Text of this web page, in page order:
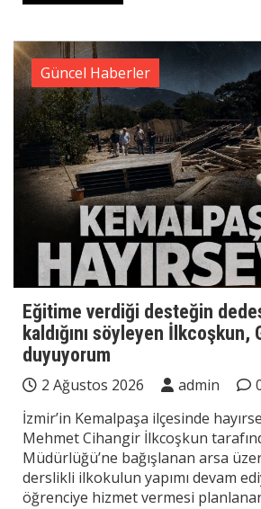
Güncel Haberler
Eğitime verdiği desteğin
kaldığını söyleyen İlkcoşkun,
duyuyorum
2 Ağustos 2026 admin
İzmir’in Kemalpaşa ilçesinde
Mehmet Cihangir İlkcoşkun
Müdürlüğü’ne bağışlanan arsa
derslikli ilkokulun yapımı devam
öğrenciye hizmet vermesi